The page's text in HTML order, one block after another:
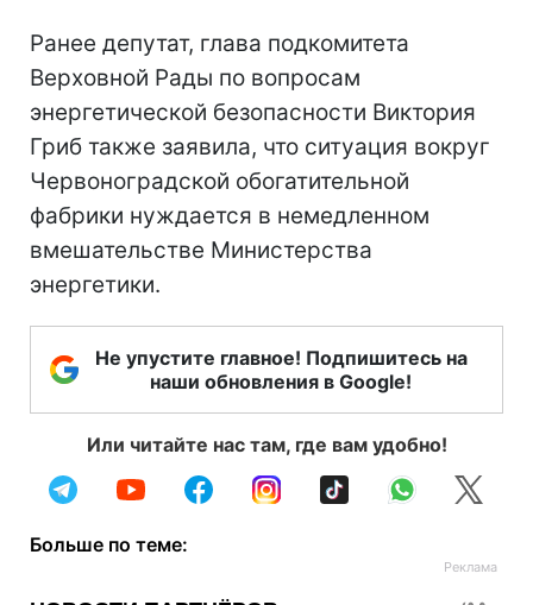
Ранее депутат, глава подкомитета
Верховной Рады по вопросам
энергетической безопасности Виктория
Гриб также заявила, что ситуация вокруг
Червоноградской обогатительной
фабрики нуждается в немедленном
вмешательстве Министерства
энергетики.
Не упустите главное! Подпишитесь на
наши обновления в Google!
Или читайте нас там, где вам удобно!
Больше по теме: